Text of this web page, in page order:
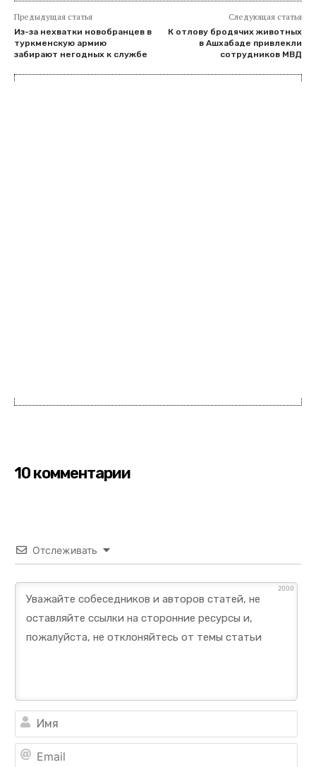
Предыдущая статья
Из-за нехватки новобранцев в
туркменскую армию
забирают негодных к службе
Следующая статья
К отлову бродячих животных
в Ашхабаде привлекли
сотрудников МВД
10 комментарии
Отслеживать
2000